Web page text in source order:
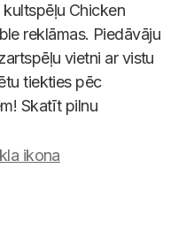
kultspēļu Chicken
reklāmas. Piedāvāju
vietni ar vistu
tiekties pēc
Skatīt pilnu